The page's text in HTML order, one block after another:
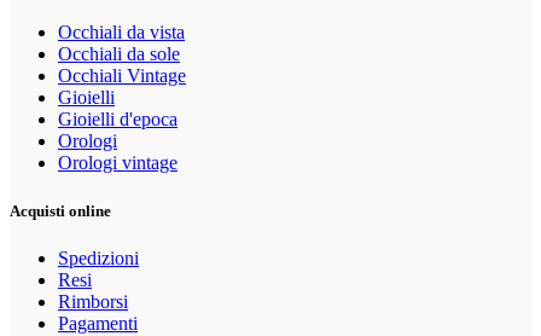
Occhiali da vista
Occhiali da sole
Occhiali Vintage
Gioielli
Gioielli d'epoca
Orologi
Orologi vintage
Acquisti online
Spedizioni
Resi
Rimborsi
Pagamenti